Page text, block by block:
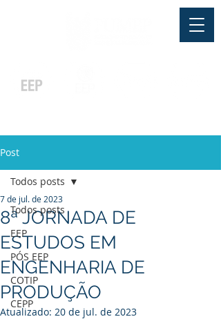
Post
Todos posts
EEP
PÓS EEP
COTIP
CEPP
Todos posts
8ª JORNADA DE
ESTUDOS EM
ENGENHARIA DE
PRODUÇÃO
7 de jul. de 2023
Atualizado: 20 de jul. de 2023